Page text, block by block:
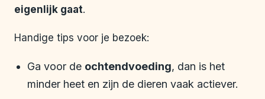
eigenlijk gaat.
Handige tips voor je bezoek:
Ga voor de ochtendvoeding, dan is het
minder heet en zijn de dieren vaak actiever.